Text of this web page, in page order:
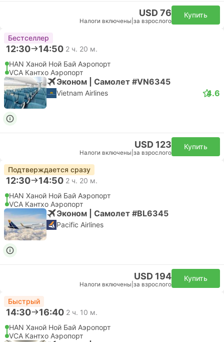
USD 76
Налоги включены за взрослого
Купить
Бестселлер
12:30 14:50 2 ч. 20 м.
HAN Ханой Ной Бай Аэропорт
VCA Кантхо Аэропорт
Эконом | Самолет #VN6345
Vietnam Airlines 4.6
USD 123
Налоги включены за взрослого
Купить
Подтверждается сразу
12:30 14:50 2 ч. 20 м.
HAN Ханой Ной Бай Аэропорт
VCA Кантхо Аэропорт
Эконом | Самолет #BL6345
Pacific Airlines
USD 194
Налоги включены за взрослого
Купить
Быстрый
14:30 16:40 2 ч. 10 м.
HAN Ханой Ной Бай Аэропорт
VCA Кантхо Аэропорт